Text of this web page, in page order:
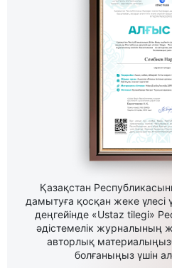
Қазақстан
дамытуға қосқан жеке үлесі
деңгейінде «Ustaz tilegi»
әдістемелік журналының
авторлық
болғаныңыз үшін